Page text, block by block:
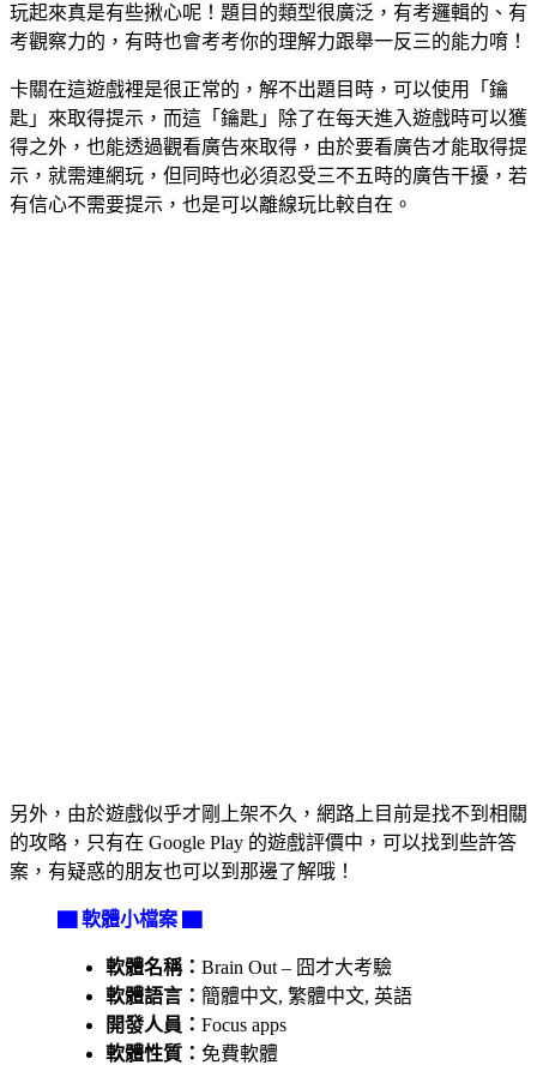
玩起來真是有些揪心呢！題目的類型很廣泛，有考邏輯的、有
考觀察力的，有時也會考考你的理解力跟舉一反三的能力唷！
卡關在這遊戲裡是很正常的，解不出題目時，可以使用「鑰
匙」來取得提示，而這「鑰匙」除了在每天進入遊戲時可以獲
得之外，也能透過觀看廣告來取得，由於要看廣告才能取得提
示，就需連網玩，但同時也必須忍受三不五時的廣告干擾，若
有信心不需要提示，也是可以離線玩比較自在。
另外，由於遊戲似乎才剛上架不久，網路上目前是找不到相關
的攻略，只有在 Google Play 的遊戲評價中，可以找到些許答
案，有疑惑的朋友也可以到那邊了解哦！
▇ 軟體小檔案 ▇
軟體名稱： Brain Out – 囧才大考驗
軟體語言： 簡體中文, 繁體中文, 英語
開發人員： Focus apps
軟體性質： 免費軟體